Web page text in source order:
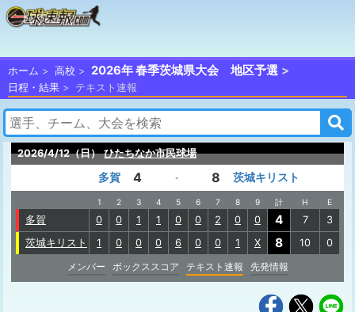
ホーム 高校 2026年 春季茨城県大会 地区予選
日程・結果 テキスト速報
2026/4/12（日） ひたちなか市民球場
多賀 4 - 8 茨城キリスト
1 2 3 4 5 6 7 8 9 計 H E
多賀 0 0 1 1 0 0 2 0 0 4 7
3
茨城キリスト
1 0 0 0 6 0 0 1 X 8 10
0
メンバー
ボックススコア テキスト速報 先発情報